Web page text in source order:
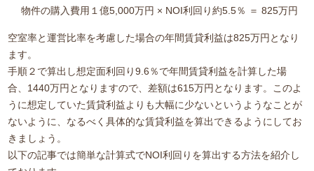
物件の購入費用１億5,000万円 × NOI利回り約5.5％ ＝ 825万円
空室率と運営比率を考慮した場合の年間賃貸利益は825万円となり
ます。
手順２で算出し想定面利回り9.6％で年間賃貸利益を計算した場
合、1440万円となりますので、差額は615万円となります。このよ
うに想定していた賃貸利益よりも大幅に少ないというようなことが
ないように、なるべく具体的な賃貸利益を算出できるようにしてお
きましょう。
以下の記事では簡単な計算式でNOI利回りを算出する方法を紹介し